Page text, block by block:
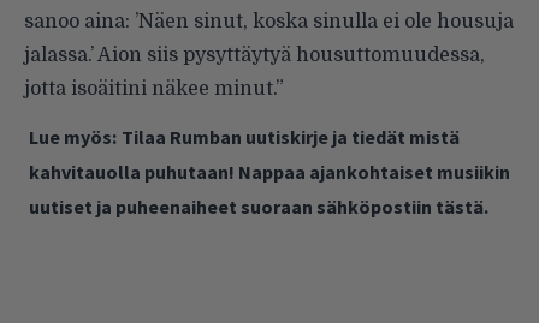
sanoo aina: ’Näen sinut, koska sinulla ei ole housuja
jalassa.’ Aion siis pysyttäytyä housuttomuudessa,
jotta isoäitini näkee minut.”
Lue myös: Tilaa Rumban uutiskirje ja tiedät mistä
kahvitauolla puhutaan! Nappaa ajankohtaiset musiikin
uutiset ja puheenaiheet suoraan sähköpostiin tästä.